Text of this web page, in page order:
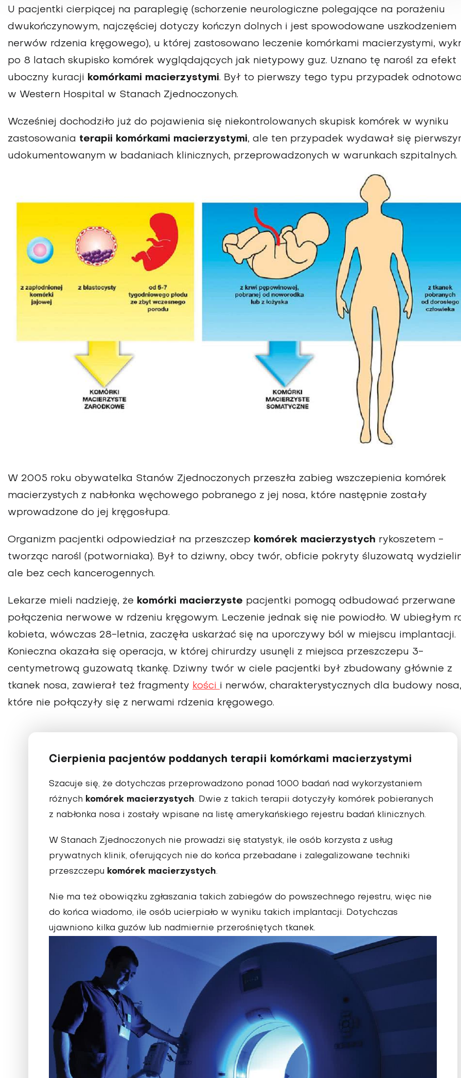
U pacjentki cierpiącej na paraplegię (schorzenie neurologiczne polegające na porażeniu
dwukończynowym, najczęściej dotyczy kończyn dolnych i jest spowodowane uszkodzeniem
nerwów rdzenia kręgowego), u której zastosowano leczenie komórkami macierzystymi,
po 8 latach skupisko komórek wyglądających jak nietypowy guz. Uznano tę narośl za efekt
uboczny kuracji komórkami macierzystymi. Był to pierwszy tego typu przypadek
w Western Hospital w Stanach Zjednoczonych.
Wcześniej dochodziło już do pojawienia się niekontrolowanych skupisk komórek w wyniku
zastosowania terapii komórkami macierzystymi, ale ten przypadek wydawał się
udokumentowanym w badaniach klinicznych, przeprowadzonych w warunkach szpitalnych.
W 2005 roku obywatelka Stanów Zjednoczonych przeszła zabieg wszczepienia komórek
macierzystych z nabłonka węchowego pobranego z jej nosa, które następnie zostały
wprowadzone do jej kręgosłupa.
Organizm pacjentki odpowiedział na przeszczep komórek macierzystych rykoszetem -
tworząc narośl (potworniaka). Był to dziwny, obcy twór, obficie pokryty śluzowatą
ale bez cech kancerogennych.
Lekarze mieli nadzieję, że komórki macierzyste pacjentki pomogą odbudować przerwane
połączenia nerwowe w rdzeniu kręgowym. Leczenie jednak się nie powiodło. W ubiegłym
kobieta, wówczas 28-letnia, zaczęła uskarżać się na uporczywy ból w miejscu implantacji.
Konieczna okazała się operacja, w której chirurdzy usunęli z miejsca przeszczepu 3-
centymetrową guzowatą tkankę. Dziwny twór w ciele pacjentki był zbudowany głównie z
tkanek nosa, zawierał też fragmenty kości i nerwów, charakterystycznych dla budowy nosa,
które nie połączyły się z nerwami rdzenia kręgowego.
Cierpienia pacjentów poddanych terapii komórkami macierzystymi
Szacuje się, że dotychczas przeprowadzono ponad 1000 badań nad wykorzystaniem
różnych komórek macierzystych. Dwie z takich terapii dotyczyły komórek pobieranych
z nabłonka nosa i zostały wpisane na listę amerykańskiego rejestru badań klinicznych.
W Stanach Zjednoczonych nie prowadzi się statystyk, ile osób korzysta z usług
prywatnych klinik, oferujących nie do końca przebadane i zalegalizowane techniki
przeszczepu komórek macierzystych.
Nie ma też obowiązku zgłaszania takich zabiegów do powszechnego rejestru, więc nie
do końca wiadomo, ile osób ucierpiało w wyniku takich implantacji. Dotychczas
ujawniono kilka guzów lub nadmiernie przerośniętych tkanek.